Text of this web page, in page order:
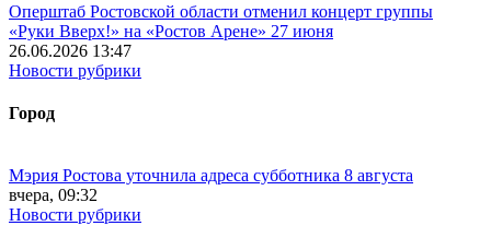
Оперштаб Ростовской области отменил концерт группы
«Руки Вверх!» на «Ростов Арене» 27 июня
26.06.2026 13:47
Новости рубрики
Город
Мэрия Ростова уточнила адреса субботника 8 августа
вчера, 09:32
Новости рубрики